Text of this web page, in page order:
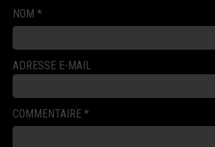
NOM *
ADRESSE E-MAIL
COMMENTAIRE *